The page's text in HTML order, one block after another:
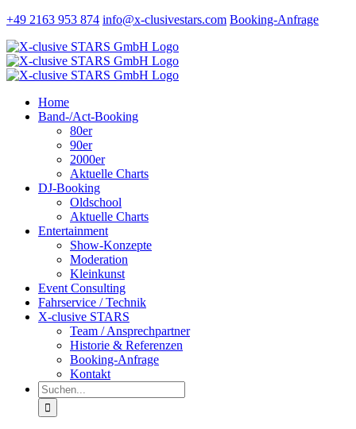
Zum
springen
+49 2163 953 874 info@x-clusivestars.com Booking-Anfrage
Facebook
Instagram
LinkedIn
Xing
Home
Band-/Act-Booking
80er
90er
2000er
Aktuelle Charts
DJ-Booking
Oldschool
Aktuelle Charts
Entertainment
Show-Konzepte
Moderation
Kleinkunst
Event Consulting
Fahrservice / Technik
X-clusive STARS
Team / Ansprechpartner
Historie & Referenzen
Booking-Anfrage
Kontakt
Suche
nach: